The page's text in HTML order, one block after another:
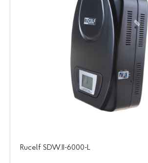
Rucelf SDW.II-6000-L